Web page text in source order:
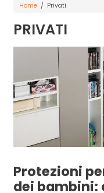
Home / Privati
PRIVATI
Protezioni
dei bambini: